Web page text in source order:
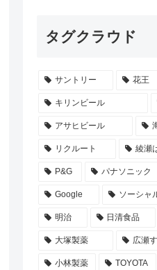
タグクラウド
サントリー 花王
キリンビール
アサヒビール
リクルート 綾瀬
P&G パナソニック
Google ソーシャ
明治 日清食品
大塚製薬 広瀬
小林製薬 TOYOTA